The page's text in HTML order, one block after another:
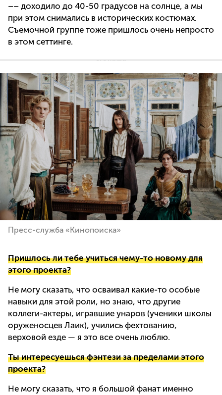
–– доходило до 40-50 градусов на солнце, а мы
при этом снимались в исторических костюмах.
Съемочной группе тоже пришлось очень непросто
в этом сеттинге.
Пресс-служба «Кинопоиска»
Пришлось ли тебе учиться чему-то новому для
этого проекта?
Не могу сказать, что осваивал какие-то особые
навыки для этой роли, но знаю, что другие
коллеги-актеры, игравшие унаров (ученики школы
оруженосцев Лаик), учились фехтованию,
верховой езде — я это все очень люблю.
Ты интересуешься фэнтези за пределами этого
проекта?
Не могу сказать, что я большой фанат именно